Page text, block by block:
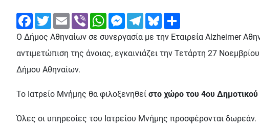
FacebookTwitterEmail Viber WhatsAppMessengerTelegramBluesky
Ο Δήμος Αθηναίων σε συνεργασία με την Εταιρεία Alzheimer
αντιμετώπιση της άνοιας, εγκαινιάζει την Τετάρτη 27
Δήμου Αθηναίων.
Το Ιατρείο Μνήμης θα φιλοξενηθεί στο χώρο του 4ου Δημοτικού
Όλες οι υπηρεσίες του Ιατρείου Μνήμης προσφέρονται δωρεάν.